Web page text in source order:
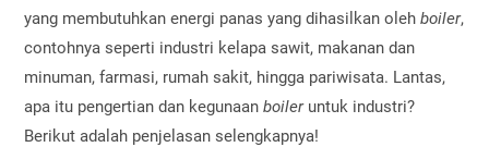
yang membutuhkan energi panas yang dihasilkan olehboiler,
contohnya seperti industri kelapa sawit, makanan dan
minuman, farmasi, rumah sakit, hingga pariwisata. Lantas,
apa itu pengertian dan kegunaanboileruntuk industri?
Berikut adalah penjelasan selengkapnya!